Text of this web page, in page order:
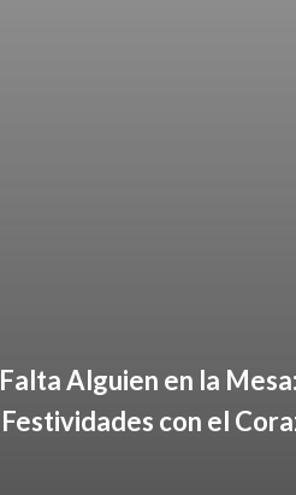
Alguien en la
con el